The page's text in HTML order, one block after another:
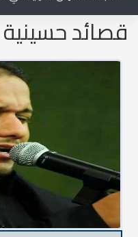
قصائد حسينية